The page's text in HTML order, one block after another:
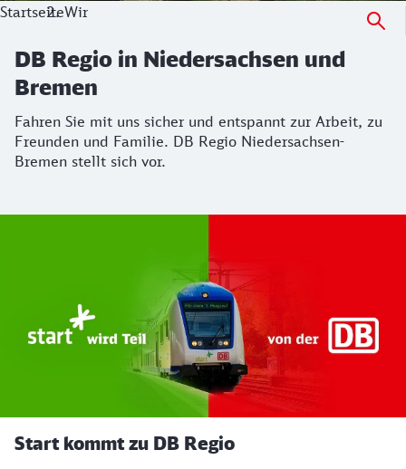
StartseiteWir
DB Regio in Niedersachsen und
Bremen
Fahren Sie mit uns sicher und entspannt zur Arbeit, zu
Freunden und Familie. DB Regio Niedersachsen-
Bremen stellt sich vor.
Start kommt zu DB Regio